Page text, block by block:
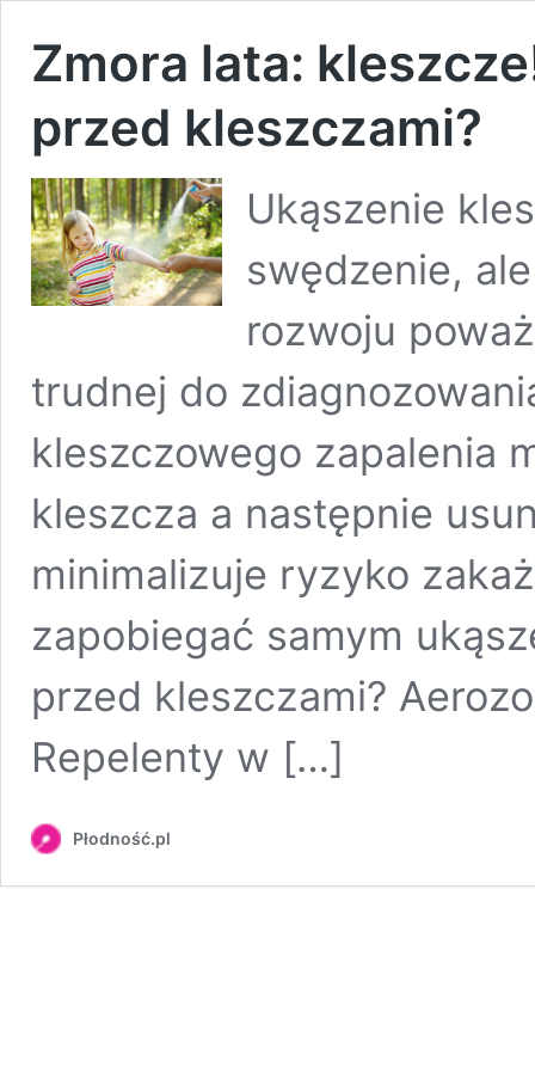
Zmora lata:
przed kleszczami?
Ukąszenie
swędzenie,
rozwoju
trudnej do
kleszczowego zapalenia
kleszcza a następnie
minimalizuje ryzyko
zapobiegać samym
przed kleszczami?
Repelenty w […]
Płodność.pl